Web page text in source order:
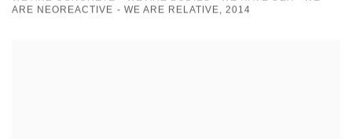
ARE NEOREACTIVE - WE ARE RELATIVE, 2014